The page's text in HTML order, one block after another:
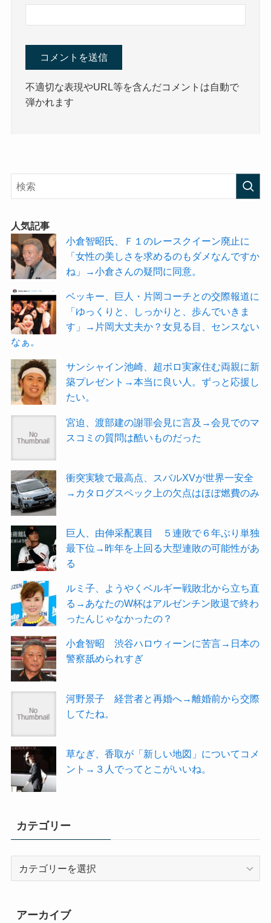
不適切な表現やURL等を含んだコメントは自動で
弾かれます
人気記事
小倉智昭氏、Ｆ１のレースクイーン廃止に
「女性の美しさを求めるのもダメなんですか
ね」→小倉さんの疑問に同意。
ベッキー、巨人・片岡コーチとの交際報道に
「ゆっくりと、しっかりと、歩んでいきま
す」→片岡大丈夫か？女見る目、センスない
なぁ。
サンシャイン池崎、超ボロ実家住む両親に新
築プレゼント→本当に良い人。ずっと応援し
たい。
宮迫、渡部建の謝罪会見に言及→会見でのマ
スコミの質問は酷いものだった
衝突実験で最高点、スバルXVが世界一安全
→カタログスペック上の欠点はほぼ燃費のみ
巨人、由伸采配裏目 ５連敗で６年ぶり単独
最下位→昨年を上回る大型連敗の可能性があ
る
ルミ子、ようやくベルギー戦敗北から立ち直
る→あなたのW杯はアルゼンチン敗退で終わ
ったんじゃなかったの？
小倉智昭 渋谷ハロウィーンに苦言→日本の
警察舐められすぎ
河野景子 経営者と再婚へ→離婚前から交際
してたね。
草なぎ、香取が「新しい地図」についてコメ
ント→３人でってとこがいいね。
カテゴリー
アーカイブ